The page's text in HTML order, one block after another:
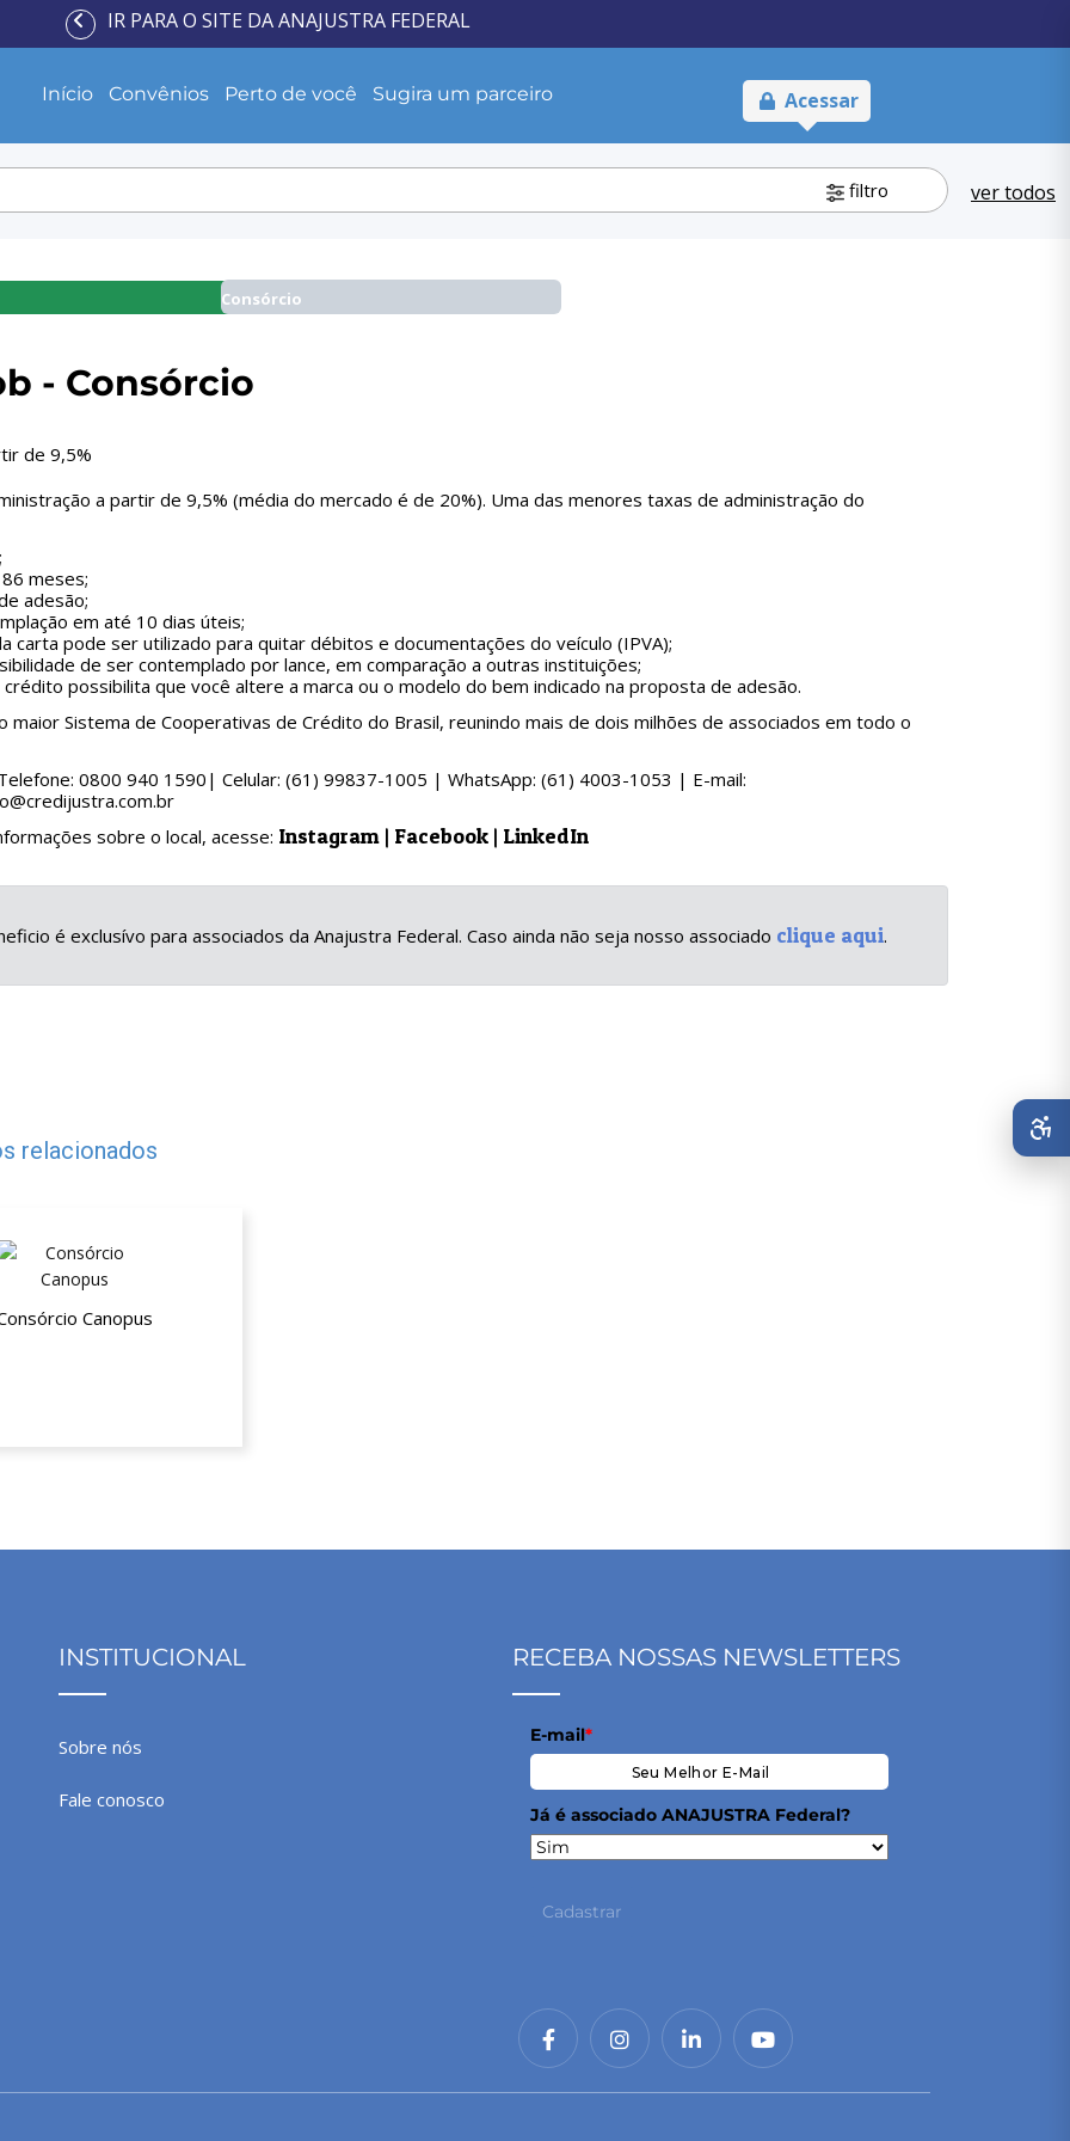
IR PARA O SITE DA ANAJUSTRA FEDERAL
Início Convênios Perto de você Sugira um parceiro Acessar
filtro ver todos
Consórcio
- Consórcio
de 9,5%
a partir de 9,5% (média do mercado é de 20%). Uma das menores taxas de administração do
meses;
adesão;
em até 10 dias úteis;
carta pode ser utilizado para quitar débitos e documentações do veículo (IPVA);
de ser contemplado por lance, em comparação a outras instituições;
crédito possibilita que você altere a marca ou o modelo do bem indicado na proposta de adesão.
maior Sistema de Cooperativas de Crédito do Brasil, reunindo mais de dois milhões de associados em todo o
0800 940 1590| Celular: (61) 99837-1005 | WhatsApp: (61) 4003-1053 | E-mail:
sobre o local, acesse: Instagram | Facebook | LinkedIn
é exclusívo para associados da Anajustra Federal. Caso ainda não seja nosso associado clique aqui.
relacionados
Canopus
INSTITUCIONAL
Sobre nós
Fale conosco
RECEBA NOSSAS NEWSLETTERS
E-mail*
Já é associado ANAJUSTRA Federal?
Cadastrar